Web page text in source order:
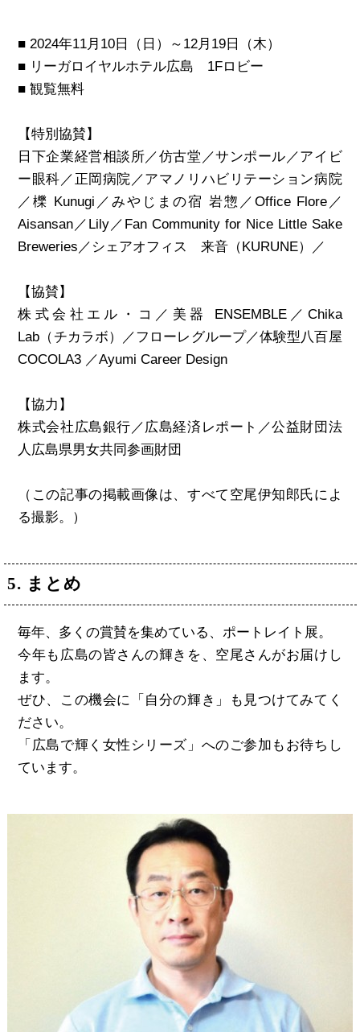
■ 2024年11月10日（日）～12月19日（木）
■ リーガロイヤルホテル広島 1Fロビー
■ 観覧無料
【特別協賛】
日下企業経営相談所／仿古堂／サンポール／アイビ
ー眼科／正岡病院／アマノリハビリテーション病院
／櫟 Kunugi／みやじまの宿 岩惣／Office Flore／
Aisansan／Lily／Fan Community for Nice Little Sake
Breweries／シェアオフィス 来音（KURUNE）／
【協賛】
株式会社エル・コ／美器 ENSEMBLE／Chika
Lab（チカラボ）／フローレグループ／体験型八百屋
COCOLA3 ／Ayumi Career Design
【協力】
株式会社広島銀行／広島経済レポート／公益財団法
人広島県男女共同参画財団
（この記事の掲載画像は、すべて空尾伊知郎氏によ
る撮影。）
5. まとめ
毎年、多くの賞賛を集めている、ポートレイト展。
今年も広島の皆さんの輝きを、空尾さんがお届けし
ます。
ぜひ、この機会に「自分の輝き」も見つけてみてく
ださい。
「広島で輝く女性シリーズ」へのご参加もお待ちし
ています。